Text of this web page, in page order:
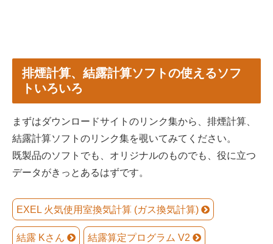
排煙計算、結露計算ソフトの使えるソフ
トいろいろ
まずはダウンロードサイトのリンク集から、排煙計算、
結露計算ソフトのリンク集を覗いてみてください。
既製品のソフトでも、オリジナルのものでも、役に立つ
データがきっとあるはずです。
EXEL 火気使用室換気計算 (ガス換気計算)
結露 Kさん 結露算定プログラム V2